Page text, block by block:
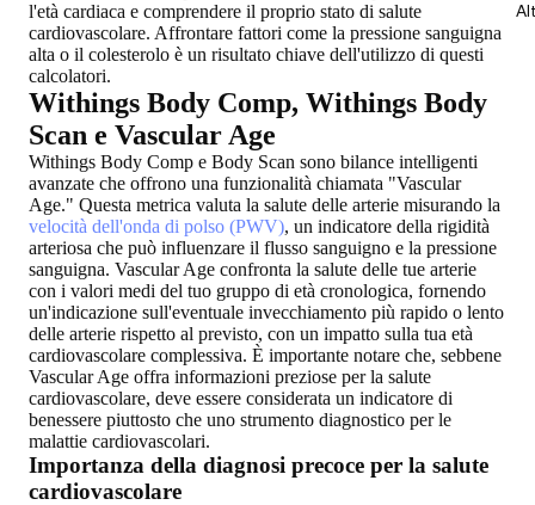
l'età cardiaca e comprendere il proprio stato di salute
cardiovascolare. Affrontare fattori come la pressione sanguigna
alta o il colesterolo è un risultato chiave dell'utilizzo di questi
calcolatori.
Withings Body Comp, Withings Body
Scan e Vascular Age
Withings Body Comp e Body Scan sono bilance intelligenti
avanzate che offrono una funzionalità chiamata "Vascular
Age." Questa metrica valuta la salute delle arterie misurando la
velocità dell'onda di polso (PWV), un indicatore della rigidità
arteriosa che può influenzare il flusso sanguigno e la pressione
sanguigna. Vascular Age confronta la salute delle tue arterie
con i valori medi del tuo gruppo di età cronologica, fornendo
un'indicazione sull'eventuale invecchiamento più rapido o lento
delle arterie rispetto al previsto, con un impatto sulla tua età
cardiovascolare complessiva. È importante notare che, sebbene
Vascular Age offra informazioni preziose per la salute
cardiovascolare, deve essere considerata un indicatore di
benessere piuttosto che uno strumento diagnostico per le
malattie cardiovascolari.
Importanza della diagnosi precoce per la salute
cardiovascolare